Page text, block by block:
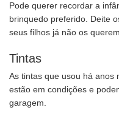
Pode querer recordar a
brinquedo preferido. Deite
seus filhos já não os querem.
Tintas
As tintas que usou há anos
estão em condições e
garagem.